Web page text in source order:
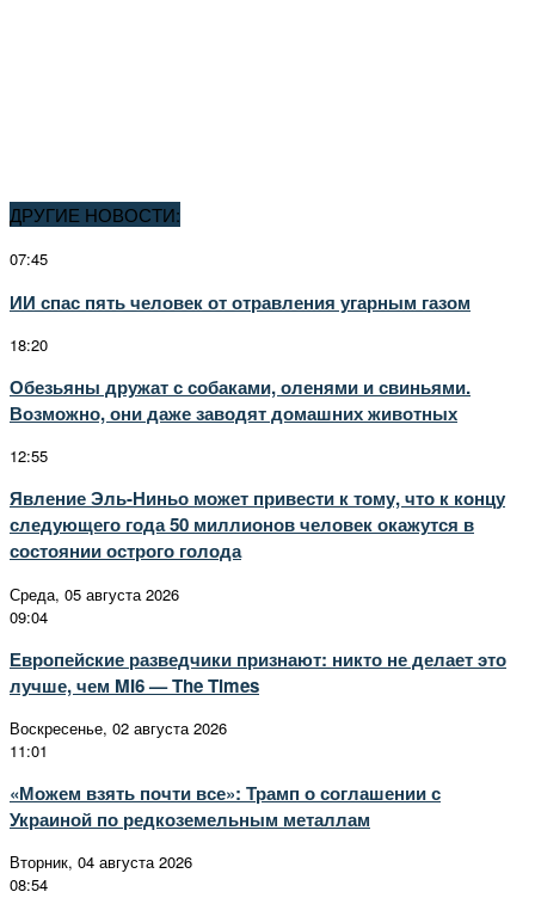
ДРУГИЕ НОВОСТИ:
07:45
ИИ спас пять человек от отравления угарным газом
18:20
Обезьяны дружат с собаками, оленями и свиньями.
Возможно, они даже заводят домашних животных
12:55
Явление Эль-Ниньо может привести к тому, что к концу
следующего года 50 миллионов человек окажутся в
состоянии острого голода
Среда, 05 августа 2026
09:04
Европейские разведчики признают: никто не делает это
лучше, чем MI6 — The Times
Воскресенье, 02 августа 2026
11:01
«Можем взять почти все»: Трамп о соглашении с
Украиной по редкоземельным металлам
Вторник, 04 августа 2026
08:54